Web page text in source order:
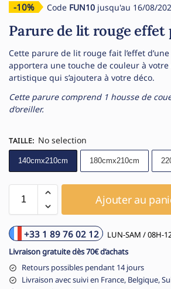
-10% Code FUN10 jusqu'au 16/08/
Parure de lit rouge effet
Cette parure de lit rouge fait l’effet
apportera une touche de couleur à
artistique qui s’ajoutera à votre déco.
Cette parure comprend 1 housse de
d’oreiller.
TAILLE: No selection
140cmx210cm 180cmx210cm
Ajouter au
+33 1 89 76 02 12
LUN-SAM / 08H-
Livraison gratuite dès 70€ d’achats
Retours possibles pendant 14 jours
Livraison avec suivi en France, Belgique,